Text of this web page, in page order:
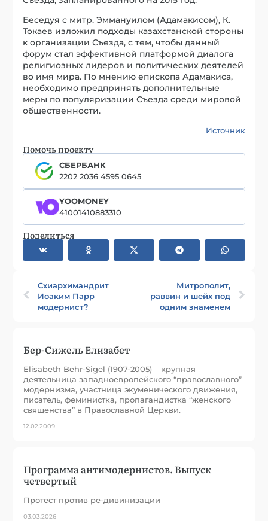
Беседуя с митр. Эммануилом (Адамакисом), К.
Токаев изложил подходы казахстанской стороны
к организации Съезда, с тем, чтобы данный
форум стал эффективной платформой диалога
религиозных лидеров и политических деятелей
во имя мира. По мнению епископа Адамакиса,
необходимо предпринять дополнительные
меры по популяризации Съезда среди мировой
общественности.
Источник
Помочь проекту
СБЕРБАНК
2202 2036 4595 0645
YOOMONEY
41001410883310
Поделиться
Схиархимандрит
Иоаким Парр
модернист?
Митрополит,
раввин и шейх под
одним знаменем
Бер-Сижель Елизабет
Elisabeth Behr-Sigel (1907-2005) – крупная
деятельница западноевропейского “православного”
модернизма, участница экуменического движения,
писатель, феминистка, пропагандистка “женского
священства” в Православной Церкви.
12.02.2009
Программа антимодернистов. Выпуск
четвертый
Протест против ре-дивинизации
03.03.2026